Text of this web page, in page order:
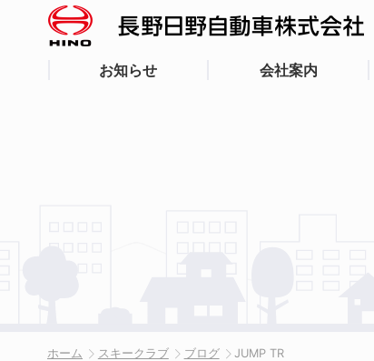
お知らせ 会社案内
ホーム スキークラブ ブログ JUMP TR